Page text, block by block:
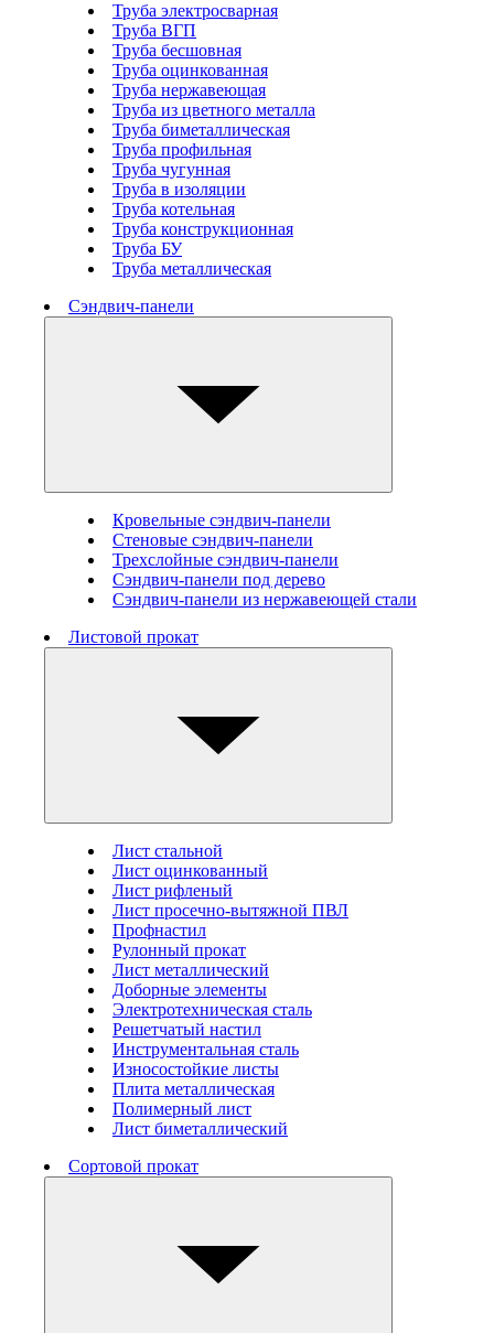
Труба электросварная
Труба ВГП
Труба бесшовная
Труба оцинкованная
Труба нержавеющая
Труба из цветного металла
Труба биметаллическая
Труба профильная
Труба чугунная
Труба в изоляции
Труба котельная
Труба конструкционная
Труба БУ
Труба металлическая
Сэндвич-панели
Кровельные сэндвич-панели
Стеновые cэндвич-панели
Трехслойные сэндвич-панели
Сэндвич-панели под дерево
Сэндвич-панели из нержавеющей стали
Листовой прокат
Лист стальной
Лист оцинкованный
Лист рифленый
Лист просечно-вытяжной ПВЛ
Профнастил
Рулонный прокат
Лист металлический
Доборные элементы
Электротехническая сталь
Решетчатый настил
Инструментальная сталь
Износостойкие листы
Плита металлическая
Полимерный лист
Лист биметаллический
Сортовой прокат